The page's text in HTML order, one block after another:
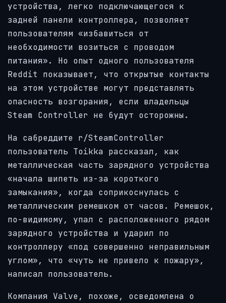
устройства, легко подключающегося к
задней панели контроллера, позволяет
пользователям «избавиться от
необходимости возиться с проводом
питания». Но опыт одного пользователя
Reddit показывает, что открытые контакты
на этом устройстве могут представлять
опасность возгорания, если владельцы
Steam Controller не будут осторожны.
На сабреддите r/SteamController
пользователь Toikka рассказал, как
металлическая часть зарядного устройства
«начала шипеть из-за короткого
замыкания», когда соприкоснулась с
металлическим ремешком от часов. Ремешок,
по-видимому, упал с расположенного рядом
зарядного устройства и ударил по
контроллеру «под совершенно неправильным
углом», что «чуть не привело к пожару»,
написал пользователь.
Компания Valve, похоже, осведомлена о